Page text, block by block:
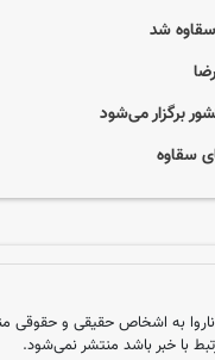
شد
برگزار می‌شود
سقاوه
به اشخاص حقیقی و حقوقی
با خبر باشد منتشر نمی‌شود.